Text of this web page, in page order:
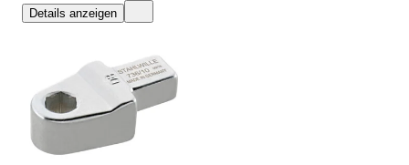
Details anzeigen